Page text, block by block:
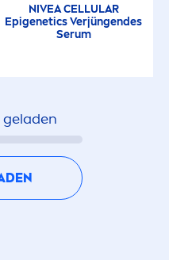
NIVEA CELLULAR
Epigenetics Verjüngendes
Serum
geladen